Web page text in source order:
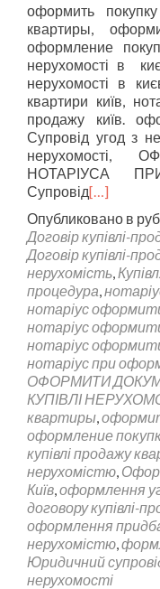
оформить
квартиры,
оформление
нерухомості в
нерухомості в
квартири київ,
продажу київ.
Супровід угод з
НОТАРІУСА
Супровід[…]
Опубликовано в
Договір купівлі-
Договір купівлі-
нерухомість
процедура
нотаріус оформити
нотаріус
нотаріус
нотаріус при
ОФОРМИТИ
КУПІВЛІ
квартиры
оформление
купівлі продажу
нерухомістю
Київ оформлення
договору купівлі-
оформлення
нерухомістю
Юридичний
нерухомості